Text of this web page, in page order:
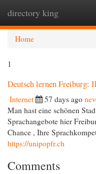
directory king
Home
1
Deutsch lernen Freiburg:
Internet 57 days ago
Man hast eine schönen
Sprachangebote hier
Chance , Ihre
https://unipopfr.ch
Comments